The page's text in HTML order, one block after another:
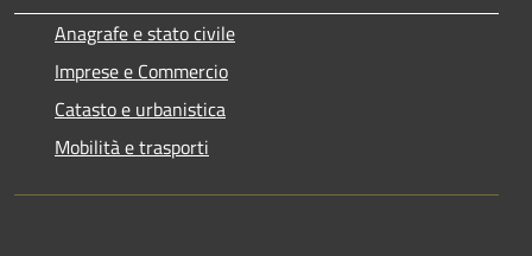
Anagrafe e stato civile
Imprese e Commercio
Catasto e urbanistica
Mobilità e trasporti